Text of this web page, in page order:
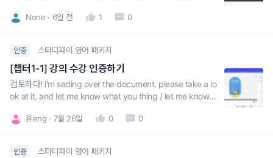
w 사용None 6일 전 1 0
인증 스터디파이 영어 패키지
[챕터1-1] 강의 수강 인증하기
검토하다! i'm seding over the document. please take a lo
ok at it, and let me know what you thing / let me know if
er the proposal I sent you last nigh
휴eng 7월 26일 0 0
인증 스터디파이 영어 패키지